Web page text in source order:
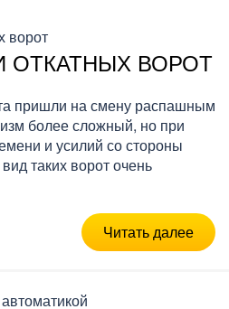
ОТКАТНЫХ ВОРОТ
пришли на смену распашным
более сложный, но при
и усилий со стороны
таких ворот очень
Читать далее